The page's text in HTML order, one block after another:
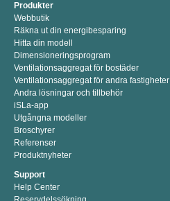
Produkter
Webbutik
Räkna ut din energibesparing
Hitta din modell
Dimensioneringsprogram
Ventilationsaggregat för bostäder
Ventilationsaggregat för andra fastigheter
Andra lösningar och tillbehör
iSLa-app
Utgångna modeller
Broschyrer
Referenser
Produktnyheter
Support
Help Center